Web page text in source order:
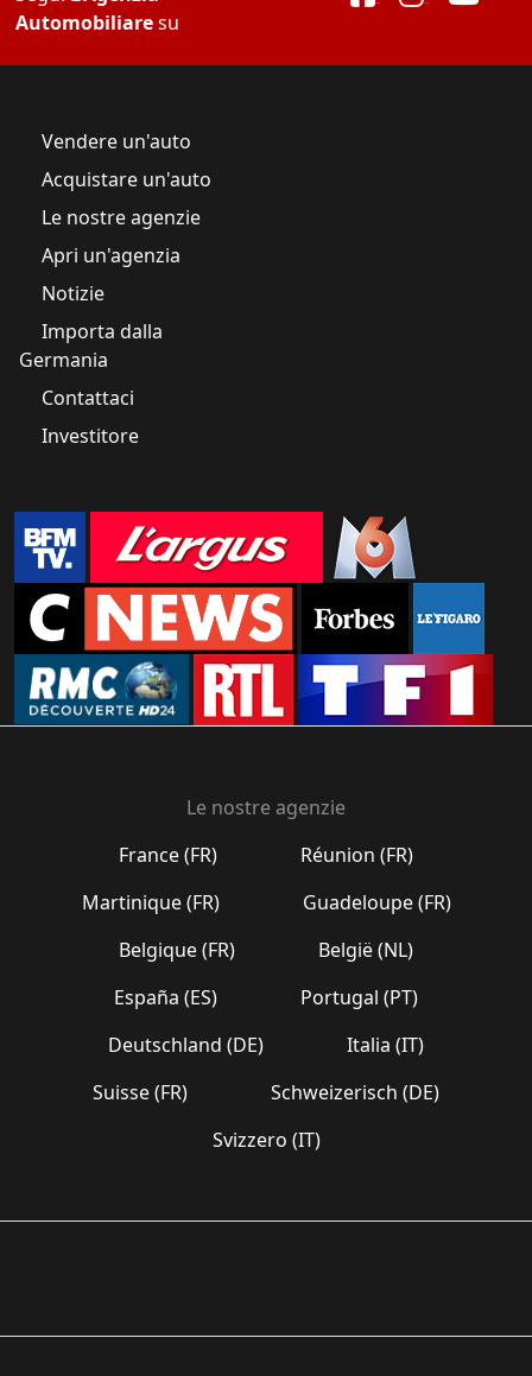
Automobiliaresu
Vendere un'auto
Acquistare un'auto
Le nostre agenzie
Apri un'agenzia
Notizie
Importa dalla
Germania
Contattaci
Investitore
Le nostre agenzie
France (FR)
Réunion (FR)
Martinique (FR)
Guadeloupe (FR)
Belgique (FR)
België (NL)
España (ES)
Portugal (PT)
Deutschland (DE)
Italia (IT)
Suisse (FR)
Schweizerisch (DE)
Svizzero (IT)